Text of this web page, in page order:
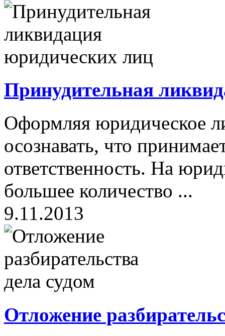
Принудительная
Оформляя юридическое
осознавать, что
ответственность. На
большее количество ...
9.11.2013
Отложение